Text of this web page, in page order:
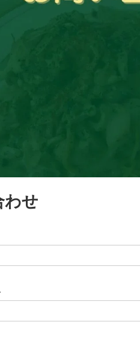
わせ